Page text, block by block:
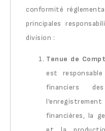
conformité
principales
division :
Tenue de
est
financiers
financières, la